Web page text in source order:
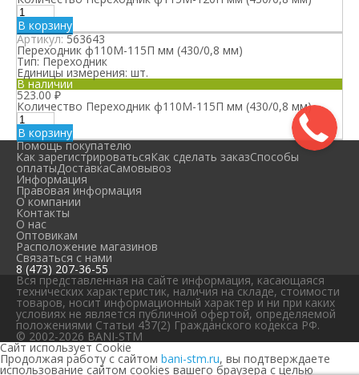
В корзину
Артикул:563643
Переходник ф110М-115П мм (430/0,8 мм)
Тип: Переходник
Единицы измерения: шт.
В наличии
523.00₽
Количество Переходник ф110М-115П мм (430/0,8 мм)
В корзину
Помощь покупателю
Как зарегистрироватьсяКак сделать заказСпособы
оплатыДоставкаСамовывоз
Информация
Правовая информация
О компании
Контакты
О нас
Оптовикам
Расположение магазинов
Связаться с нами
8 (473) 207-36-55
Вся представленная на сайте информация, касающаяся
технических характеристик, наличия на складе, стоимости
товаров, носит информационный характер и ни при каких
условиях не является публичной офертой, определяемой
положениями Статьи 437(2) Гражданского кодекса РФ.
© 2002-2026 BANI-STM
Сайт использует Cookie
Продолжая работу с сайтом bani-stm.ru, вы подтверждаете
использование сайтом cookies вашего браузера с целью